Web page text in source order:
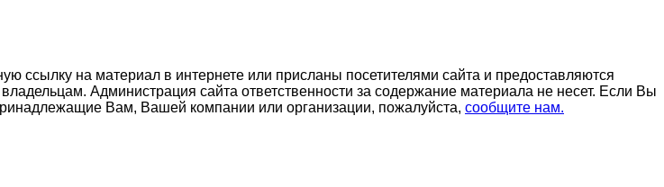
ссылку на материал в интернете или присланы посетителями сайта и предоставляются
Администрация сайта ответственности за содержание материала не несет. Если Вы
Вам, Вашей компании или организации, пожалуйста, сообщите нам.